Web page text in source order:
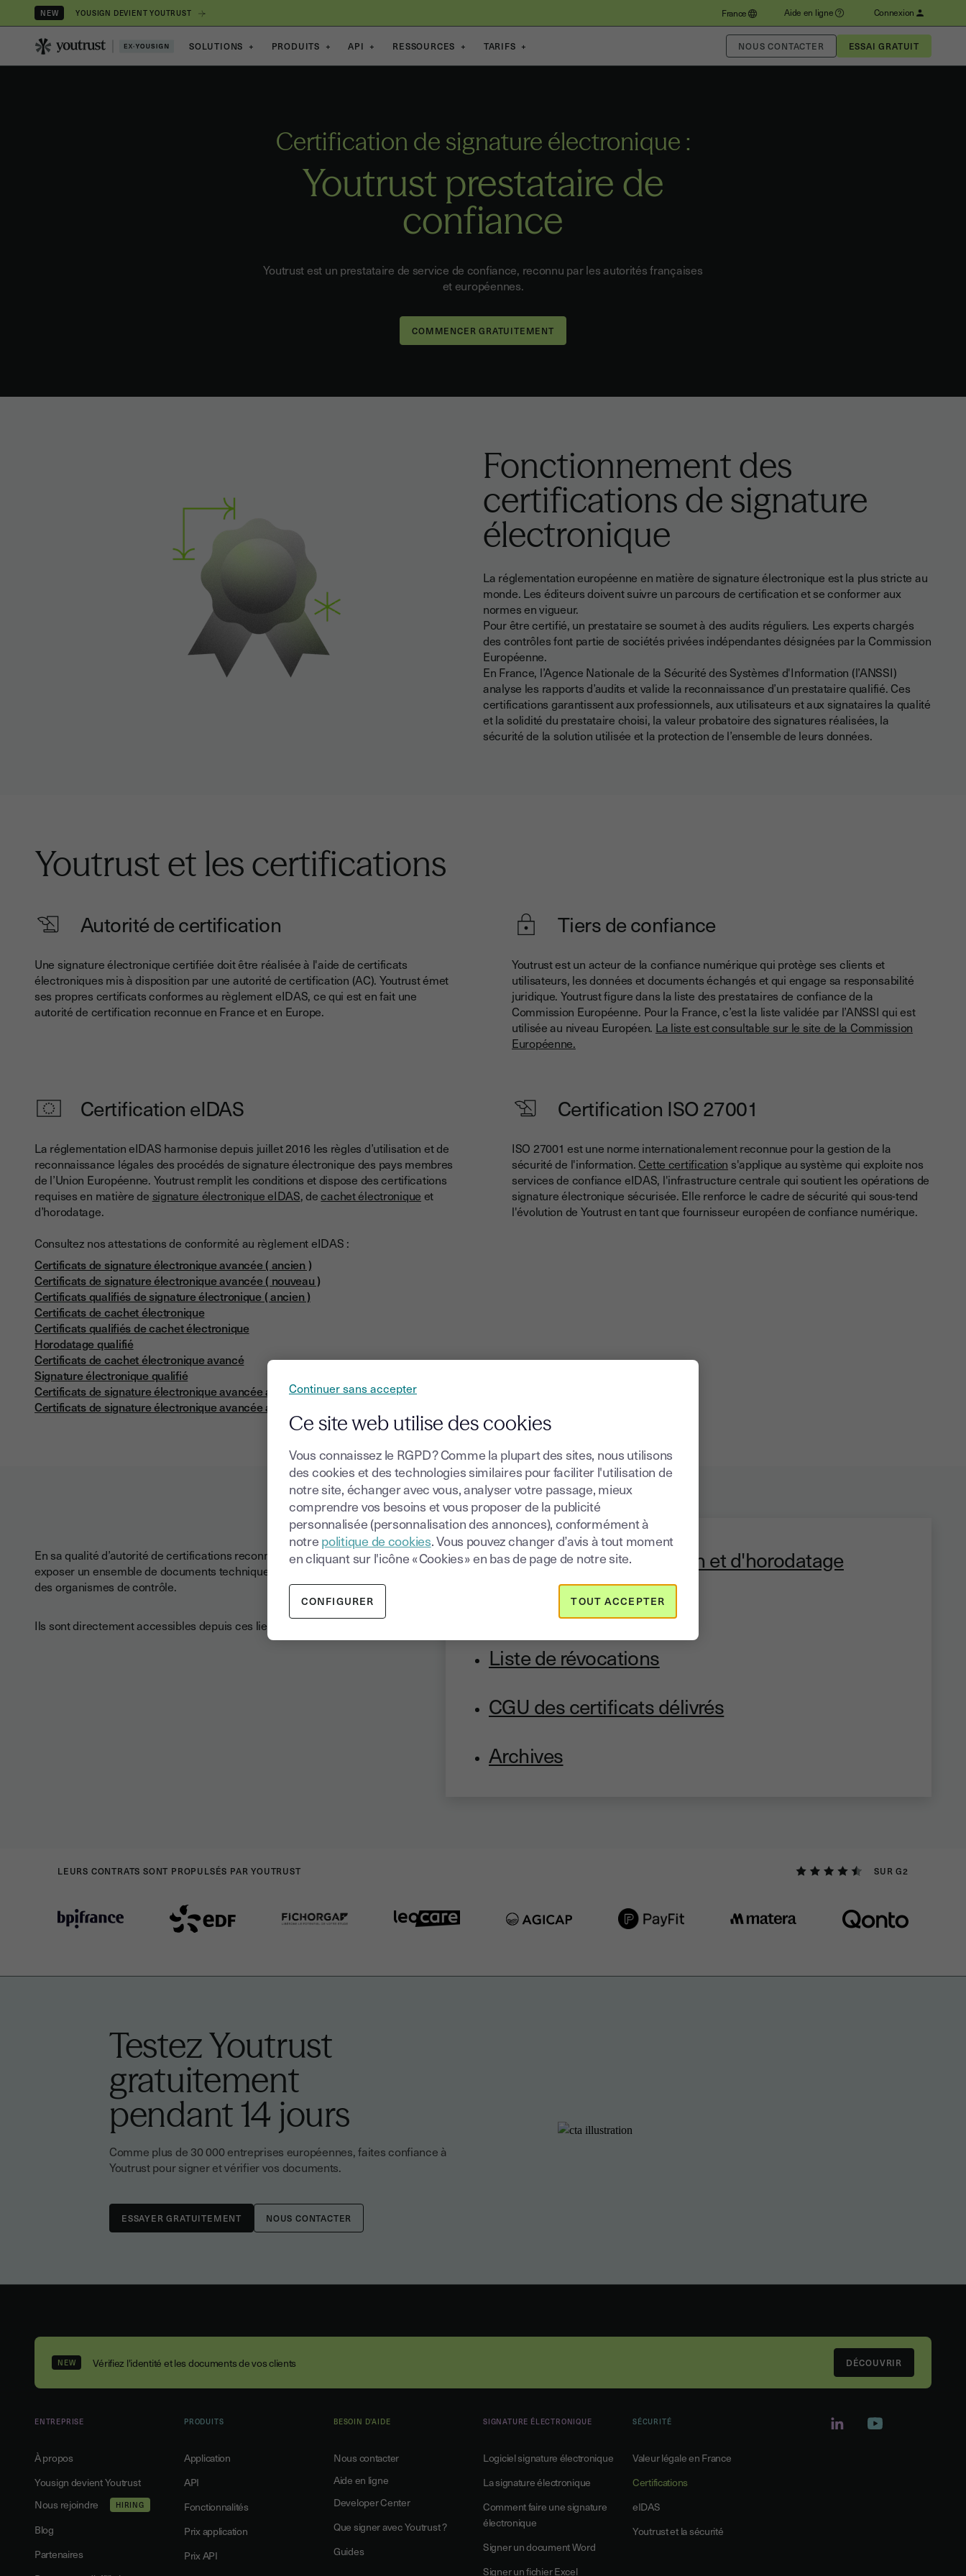
NEW YOUSIGN DEVIENT YOUTRUST France Aide en ligne Connexion
SOLUTIONS + PRODUITS + API + RESSOURCES + TARIFS + NOUS CONTACTER
Certification de signature électronique :
Youtrust prestataire de
confiance
Youtrust est un prestataire de service de confiance, reconnu par les autorités françaises
et européennes.
Fonctionnement des
certifications de signature
électronique
La réglementation européenne en matière de signature électronique est la plus stricte au
monde. Les éditeurs doivent suivre un parcours de certification et se conformer aux
normes en vigueur.
Pour être certifié, un prestataire se soumet à des audits réguliers. Les experts chargés
des contrôles font partie de sociétés privées indépendantes désignées par la Commission
Européenne.
En France, l’Agence Nationale de la Sécurité des Systèmes d'Information (l’ANSSI)
analyse les rapports d’audits et valide la reconnaissance d’un prestataire qualifié. Ces
certifications garantissent aux professionnels, aux utilisateurs et aux signataires la qualité
et la solidité du prestataire choisi, la valeur probatoire des signatures réalisées, la
sécurité de la solution utilisée et la protection de l’ensemble de leurs données.
Youtrust et les certifications
Autorité de certification
Une signature électronique certifiée doit être réalisée à l'aide de certificats
électroniques mis à disposition par une autorité de certification (AC). Youtrust émet
ses propres certificats conformes au règlement eIDAS, ce qui est en fait une
autorité de certification reconnue en France et en Europe.
Tiers de confiance
Youtrust est un acteur de la confiance numérique qui protège ses clients et
utilisateurs, les données et documents échangés et qui engage sa responsabilité
juridique. Youtrust figure dans la liste des prestataires de confiance de la
Commission Européenne. Pour la France, c’est la liste validée par l’ANSSI qui est
utilisée au niveau Européen. La liste est consultable sur le site de la Commission
Européenne.
Certification eIDAS
La réglementation eIDAS harmonise depuis juillet 2016 les règles d’utilisation et de
reconnaissance légales des procédés de signature électronique des pays membres
de l’Union Européenne. Youtrust remplit les conditions et dispose des certifications
requises en matière de signature électronique eIDAS, decachet électronique et
d’horodatage.
Consultez nos attestations de conformité au règlement eIDAS :
Certificats de signature électronique avancée ( ancien )
Certificats de signature électronique avancée ( nouveau )
Certificats qualifiés de signature électronique ( ancien )
Certificats de cachet électronique
Certificats qualifiés de cachet électronique
Horodatage qualifié
Certificats de cachet électronique avancé
Signature électronique qualifié
Certificats de signature électronique avancée avec AED (LCP)
Certificats de signature électronique avancée avec AED (NCP+)
Certification ISO 27001
ISO 27001 est une norme internationalement reconnue pour la gestion de la
sécurité de l'information. Cette certification s'applique au système qui exploite nos
services de confiance eIDAS, l'infrastructure centrale qui soutient les opérations de
signature électronique sécurisée. Elle renforce le cadre de sécurité qui sous-tend
l'évolution de Youtrust en tant que fournisseur européen de confiance numérique.
En sa qualité d’autorité de certifications reconnue, Youtrust doit
exposer un ensemble de documents techniques à destination
des organismes de contrôle.
Ils sont directement accessibles depuis ces liens :
Politiques de certification et d'horodatage
Certificats
Liste de révocations
CGU des certificats délivrés
Archives
LEURS CONTRATS SONT PROPULSÉS PAR YOUTRUST SUR G2
Testez Youtrust
gratuitement
pendant 14 jours
Comme plus de 30 000 entreprises européennes, faites confiance à
Youtrust pour signer et vérifier vos documents.
NOUS CONTACTER
NEW Vérifiez l'identité et les documents de vos clients DÉCOUVRIR
ENTREPRISE
À propos
Yousign devient Youtrust
HIRING
Nous rejoindre
Blog
Partenaires
PRODUITS
Application
API
Fonctionnalités
Prix application
Prix API
BESOIN D'AIDE
Nous contacter
Aide en ligne
Developer Center
Que signer avec Youtrust ?
Guides
SIGNATURE ÉLECTRONIQUE
Logiciel signature électronique
La signature électronique
Comment faire une signature
électronique
Signer un document Word
Signer un fichier Excel
SÉCURITÉ
Valeur légale en France
Certifications
eIDAS
Youtrust et la sécurité
Continuer sans accepter
Ce site web utilise des cookies
Vous connaissez le RGPD ? Comme la plupart des sites, nous utilisons
des cookies et des technologies similaires pour faciliter l'utilisation de
notre site, échanger avec vous, analyser votre passage, mieux
comprendre vos besoins et vous proposer de la publicité
personnalisée (personnalisation des annonces), conformément à
notrepolitique de cookies. Vous pouvez changer d’avis à tout moment
en cliquant sur l'icône « Cookies » en bas de page de notre site.
CONFIGURER TOUT ACCEPTER